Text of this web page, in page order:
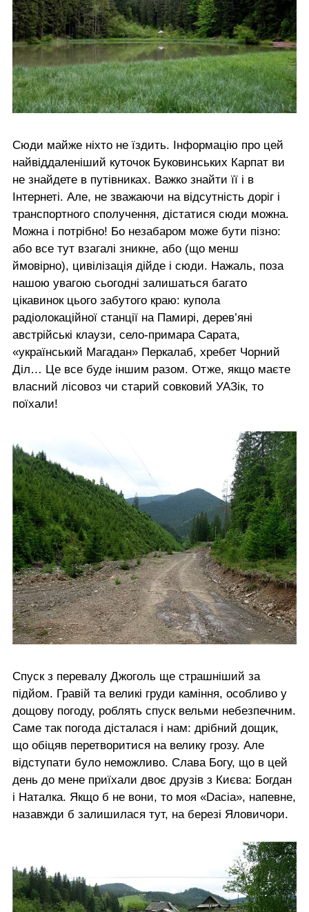
Сюди майже ніхто не їздить. Інформацію про цей
найвіддаленіший куточок Буковинських Карпат ви
не знайдете в путівниках. Важко знайти її і в
Інтернеті. Але, не зважаючи на відсутність доріг і
транспортного сполучення, дістатися сюди можна.
Можна і потрібно! Бо незабаром може бути пізно:
або все тут взагалі зникне, або (що менш
ймовірно), цивілізація дійде і сюди. Нажаль, поза
нашою увагою сьогодні залишаться багато
цікавинок цього забутого краю: купола
радіолокаційної станції на Памирі, дерев’яні
австрійські клаузи, село-примара Сарата,
«український Магадан» Перкалаб, хребет Чорний
Діл… Це все буде іншим разом. Отже, якщо маєте
власний лісовоз чи старий совковий УАЗік, то
поїхали!
Спуск з перевалу Джоголь ще страшніший за
підйом. Гравій та великі груди каміння, особливо у
дощову погоду, роблять спуск вельми небезпечним.
Саме так погода дісталася і нам: дрібний дощик,
що обіцяв перетворитися на велику грозу. Але
відступати було неможливо. Слава Богу, що в цей
день до мене приїхали двоє друзів з Києва: Богдан
і Наталка. Якщо б не вони, то моя «Dacia», напевне,
назавжди б залишилася тут, на березі Яловичори.